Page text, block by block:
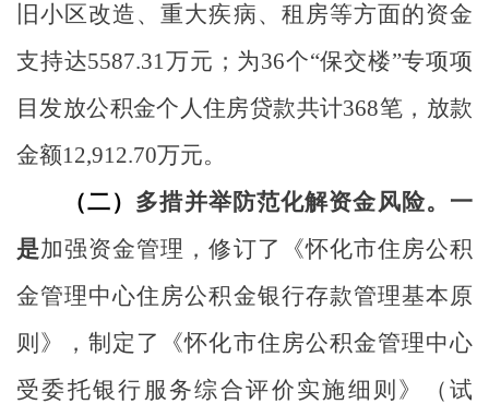
旧小区改造、重大疾病、租房等方面的资金
支持达5587.31万元；为36个“保交楼”专项项
目发放公积金个人住房贷款共计368笔，放款
金额12,912.70万元。
（二） 多措并举防范化解资金风险。 一
是加强资金管理，修订了《怀化市住房公积
金管理中心住房公积金银行存款管理基本原
则》，制定了《怀化市住房公积金管理中心
受委托银行服务综合评价实施细则》（试